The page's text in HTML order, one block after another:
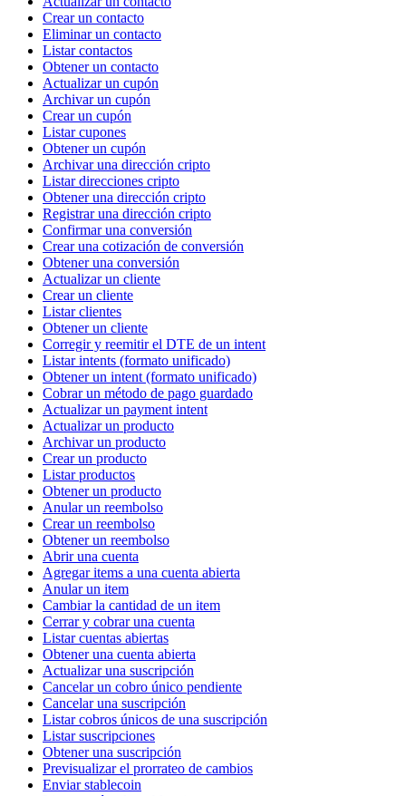
Crear un contacto
Eliminar un contacto
Listar contactos
Obtener un contacto
Actualizar un cupón
Archivar un cupón
Crear un cupón
Listar cupones
Obtener un cupón
Archivar una dirección cripto
Listar direcciones cripto
Obtener una dirección cripto
Registrar una dirección cripto
Confirmar una conversión
Crear una cotización de conversión
Obtener una conversión
Actualizar un cliente
Crear un cliente
Listar clientes
Obtener un cliente
Corregir y reemitir el DTE de un intent
Listar intents (formato unificado)
Obtener un intent (formato unificado)
Cobrar un método de pago guardado
Actualizar un payment intent
Actualizar un producto
Archivar un producto
Crear un producto
Listar productos
Obtener un producto
Anular un reembolso
Crear un reembolso
Obtener un reembolso
Abrir una cuenta
Agregar items a una cuenta abierta
Anular un item
Cambiar la cantidad de un item
Cerrar y cobrar una cuenta
Listar cuentas abiertas
Obtener una cuenta abierta
Actualizar una suscripción
Cancelar un cobro único pendiente
Cancelar una suscripción
Listar cobros únicos de una suscripción
Listar suscripciones
Obtener una suscripción
Previsualizar el prorrateo de cambios
Enviar stablecoin